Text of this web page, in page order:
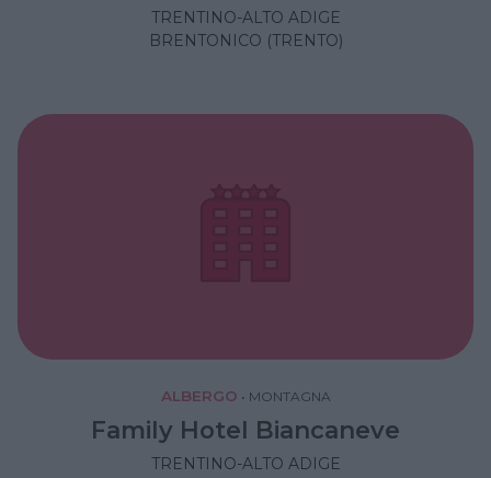
TRENTINO-ALTO ADIGE
BRENTONICO (TRENTO)
ALBERGO • MONTAGNA
Family Hotel Biancaneve
TRENTINO-ALTO ADIGE